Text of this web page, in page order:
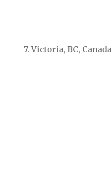
7. Victoria, BC, Canada